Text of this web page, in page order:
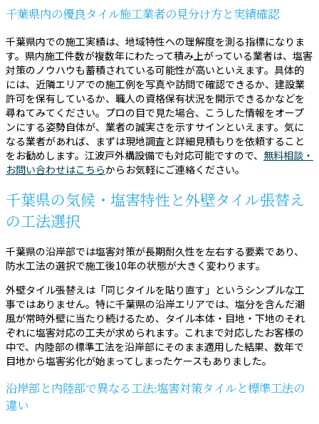
千葉県内の優良タイル施工業者の見分け方と実績確認
千葉県内での施工実績は、地域特性への理解度を測る指標になりま
す。県内施工件数が複数年にわたって積み上がっている業者は、塩害
対策のノウハウも蓄積されている可能性が高いといえます。具体的
には、近隣エリアでの施工例を写真や訪問で確認できるか、建設業
許可を保有しているか、職人の資格保有状況を開示できるかなどを
尋ねてみてください。プロの目で見た場合、こうした情報をオープ
ンにする姿勢自体が、業者の誠実さを示すサインといえます。気に
なる業者があれば、まずは現地調査と詳細見積もりを依頼すること
をお勧めします。江波戸外構設備でも対応可能ですので、 無料相談・
お問い合わせはこちらからお気軽にご連絡ください。
千葉県の気候・塩害特性と外壁タイル張替え
の工法選択
千葉県の沿岸部では塩害対策が長期耐久性を左右する要素であり、
防水工法の選択で施工後10年の状態が大きく変わります。
外壁タイル張替えは「同じタイルを貼り直す」というシンプルな工
事ではありません。特に千葉県の沿岸エリアでは、塩分を含んだ潮
風が常時外壁に当たり続けるため、タイル本体・目地・下地のそれ
ぞれに塩害対応の工夫が求められます。これまで対応したお客様の
中で、内陸部の標準工法を沿岸部にそのまま適用した結果、数年で
目地から塩害劣化が始まってしまったケースもありました。
沿岸部と内陸部で異なる工法:塩害対策タイルと標準工法の
違い